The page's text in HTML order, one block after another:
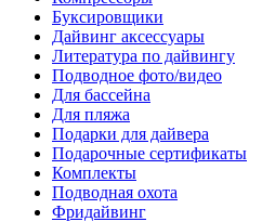
Буксировщики
Дайвинг аксессуары
Литература по дайвингу
Подводное фото/видео
Для бассейна
Для пляжа
Подарки для дайвера
Подарочные сертификаты
Комплекты
Подводная охота
Фридайвинг